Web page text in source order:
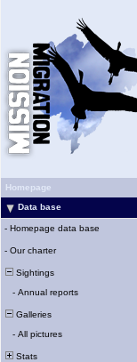
Homepage
Data base
- Homepage data base
- Our charter
Sightings
- Annual reports
Galleries
- All pictures
Stats